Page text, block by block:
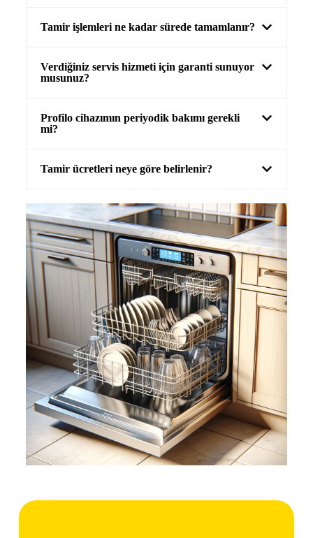
Tamir işlemleri ne kadar sürede tamamlanır?
Verdiğiniz servis hizmeti için garanti sunuyor
musunuz?
Profilo cihazımın periyodik bakımı gerekli
mi?
Tamir ücretleri neye göre belirlenir?